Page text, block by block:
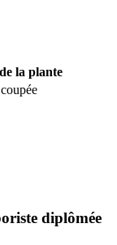
la plante
diplômée